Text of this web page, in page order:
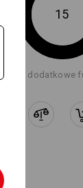
informacji.
15
+3 dodatkowe